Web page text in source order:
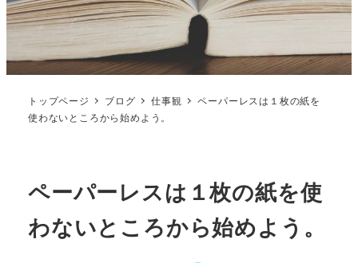
トップページ ブログ 仕事観
ペーパーレスは１枚の紙を
使わないところから始めよう。
ペーパーレスは１枚の紙を使
わないところから始めよう。